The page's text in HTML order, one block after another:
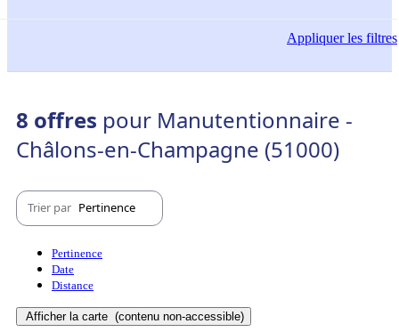
Appliquerles filtres
8 offres pour Manutentionnaire -
Châlons-en-Champagne (51000)
Trier par Pertinence
Pertinence
Date
Distance
Afficher la carte (contenu non-accessible)